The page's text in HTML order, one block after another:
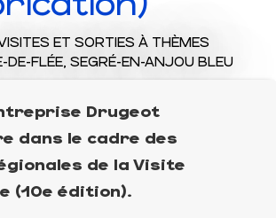
ET SORTIES À THÈMES
DE-FLÉE, SEGRÉ-EN-ANJOU BLEU
Drugeot
dans le cadre des
de la Visite
(10e édition).